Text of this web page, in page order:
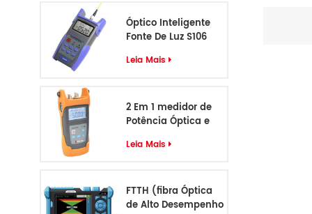
Óptico Inteligente
Fonte De Luz S106
Leia Mais
2 Em 1 medidor de
Potência Óptica e
Leia Mais
FTTH (fibra Óptica
de Alto Desempenho